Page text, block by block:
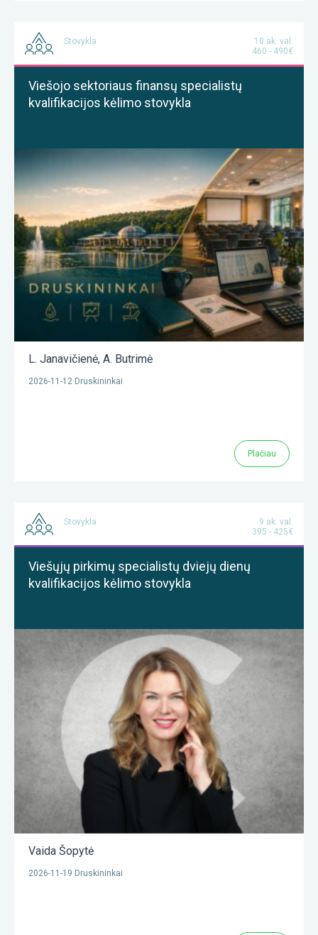
Stovykla
10 ak. val.
460 - 490€
Viešojo sektoriaus finansų specialistų
kvalifikacijos kėlimo stovykla
L. Janavičienė, A. Butrimė
2026-11-12 Druskininkai
Plačiau
Stovykla
9 ak. val.
395 - 425€
Viešųjų pirkimų specialistų dviejų dienų
kvalifikacijos kėlimo stovykla
Vaida Šopytė
2026-11-19 Druskininkai